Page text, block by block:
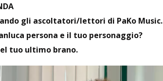
gli ascoltatori/lettori di PaKo Music.
persona e il tuo personaggio?
tuo ultimo brano.